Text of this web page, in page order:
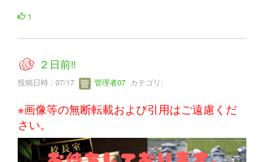
1
２日前‼
投稿日時 : 07/17 管理者07 カテゴリ:
※画像等の無断転載および引用はご遠慮くだ
さい。